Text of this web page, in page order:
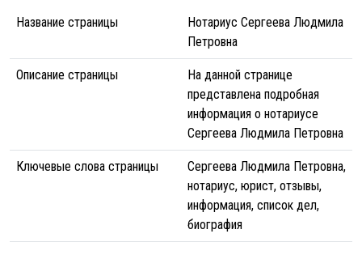
Название страницы
Нотариус Сергеева Людмила
Петровна
Описание страницы
На данной странице
представлена подробная
информация о нотариусе
Сергеева Людмила Петровна
Ключевые слова страницы
Сергеева Людмила Петровна,
нотариус, юрист, отзывы,
информация, список дел,
биография